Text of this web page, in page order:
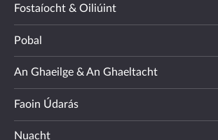
Fostaíocht & Oiliúint
Pobal
An Ghaeilge & An Ghaeltacht
Faoin Údarás
Nuacht